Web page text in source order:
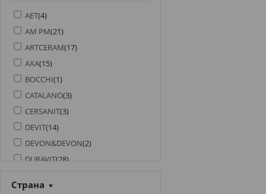
AET(4)
AM PM(21)
ARTCERAM(17)
AXA(15)
BOCCHI(1)
CATALANO(3)
CERSANIT(3)
DEVIT(14)
DEVON&DEVON(2)
DURAVIT(28)
GALASSIA
Страна